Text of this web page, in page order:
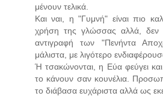
μένουν τελικά.
Και ναι, η "Γυμνή" είναι πιο
χρήση της γλώσσας αλλά, δεν
αντιγραφή των "Πενήντα
μάλιστα, με λιγότερο
Ή τσακώνονται, η Εύα φεύγει
το κάνουν σαν κουνέλια.
το διάβασα ευχάριστα αλλά ως